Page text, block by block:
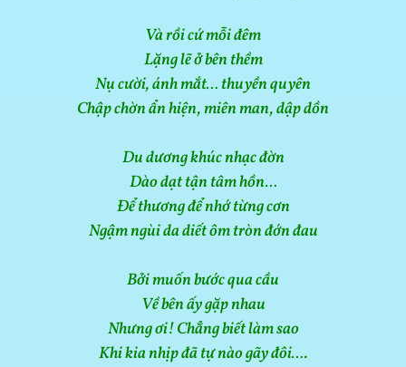
Và rồi cứ mỗi đêm
Lặng lẽ ở bên thềm
Nụ cười, ánh mắt… thuyền quyên
Chập chờn ẩn hiện, miên man, dập dồn
Du dương khúc nhạc đờn
Dào dạt tận tâm hồn…
Để thương để nhớ từng cơn
Ngậm ngùi da diết ôm tròn đớn đau
Bởi muốn bước qua cầu
Về bên ấy gặp nhau
Nhưng ơi! Chẳng biết làm sao
Khi kia nhịp đã tự nào gãy đôi….